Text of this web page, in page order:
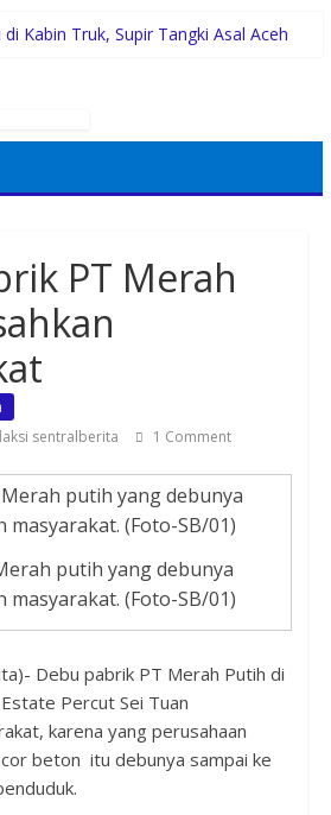
Kabin Truk, Supir Tangki Asal Aceh
dan Kolaborasi dengan Komunitas
PT Merah
sentralberita 1 Comment
putih yang debunya
masyarakat. (Foto-SB/01)
Debu pabrik PT Merah Putih di
Percut Sei Tuan
karena yang perusahaan
beton itu debunya sampai ke